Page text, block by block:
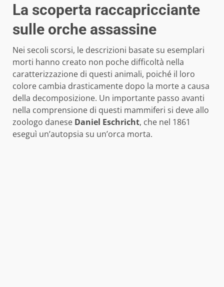
La scoperta raccapricciante
sulle orche assassine
Nei secoli scorsi, le descrizioni basate su esemplari
morti hanno creato non poche difficoltà nella
caratterizzazione di questi animali, poiché il loro
colore cambia drasticamente dopo la morte a causa
della decomposizione. Un importante passo avanti
nella comprensione di questi mammiferi si deve allo
zoologo danese Daniel Eschricht, che nel 1861
eseguì un’autopsia su un’orca morta.